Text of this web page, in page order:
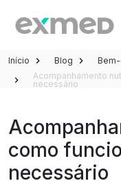
Início Blog
Acompanhamento
necessário
como
necessário